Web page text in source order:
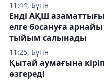
11:44, Бүгін
11:25, Бүгін
Енді АҚШ
елге босануға арнайы
тыйым салынады
Қытай аумағына
өзгереді